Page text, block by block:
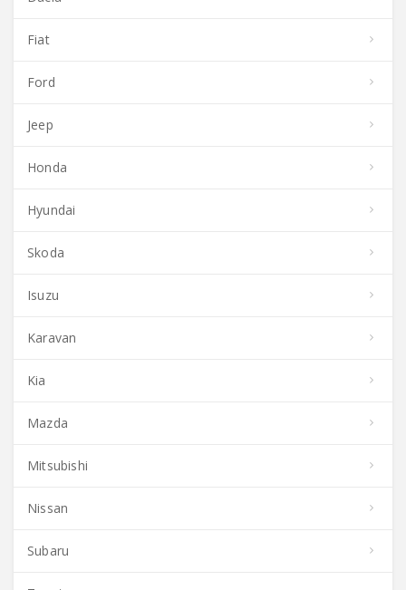
Fiat
Ford
Jeep
Honda
Hyundai
Skoda
Isuzu
Karavan
Kia
Mazda
Mitsubishi
Nissan
Subaru